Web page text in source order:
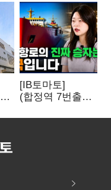
[IB토마토]
(합정역 7번출구)
K조선 뜬다